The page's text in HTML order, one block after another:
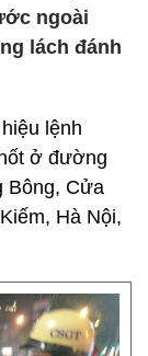
ngoài
lách đánh
lệnh
ở đường
Bông, Cửa
Hà Nội,